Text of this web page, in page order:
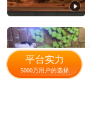
平台实力
5000万用户的选择